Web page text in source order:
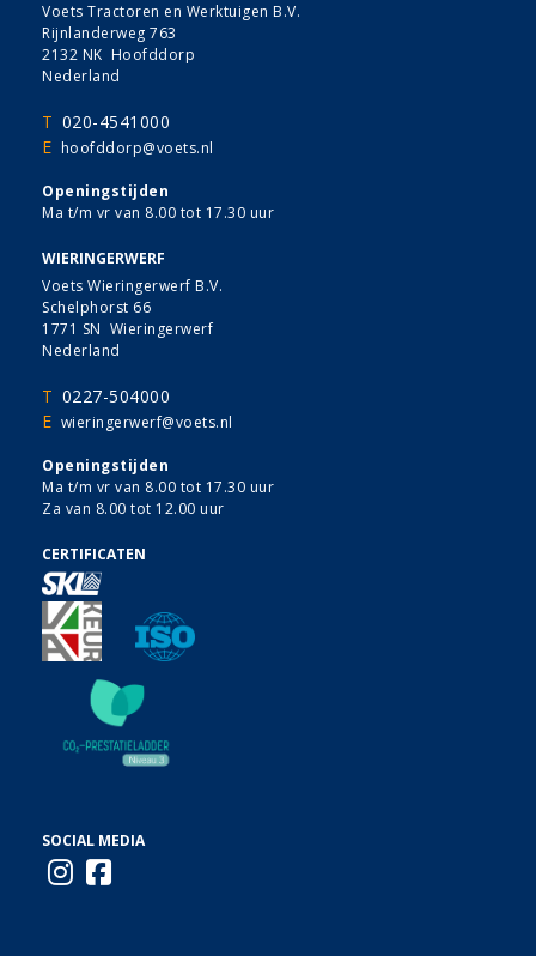
Voets Tractoren en Werktuigen B.V.
Rijnlanderweg 763
2132 NK Hoofddorp
Nederland
T 020-4541000
E hoofddorp@voets.nl
Openingstijden
Ma t/m vr van 8.00 tot 17.30 uur
WIERINGERWERF
Voets Wieringerwerf B.V.
Schelphorst 66
1771 SN Wieringerwerf
Nederland
T 0227-504000
E wieringerwerf@voets.nl
Openingstijden
Ma t/m vr van 8.00 tot 17.30 uur
Za van 8.00 tot 12.00 uur
CERTIFICATEN
SOCIAL MEDIA